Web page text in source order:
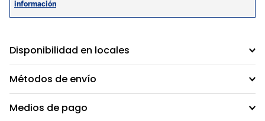
Disponibilidad en locales
Métodos de envío
Medios de pago